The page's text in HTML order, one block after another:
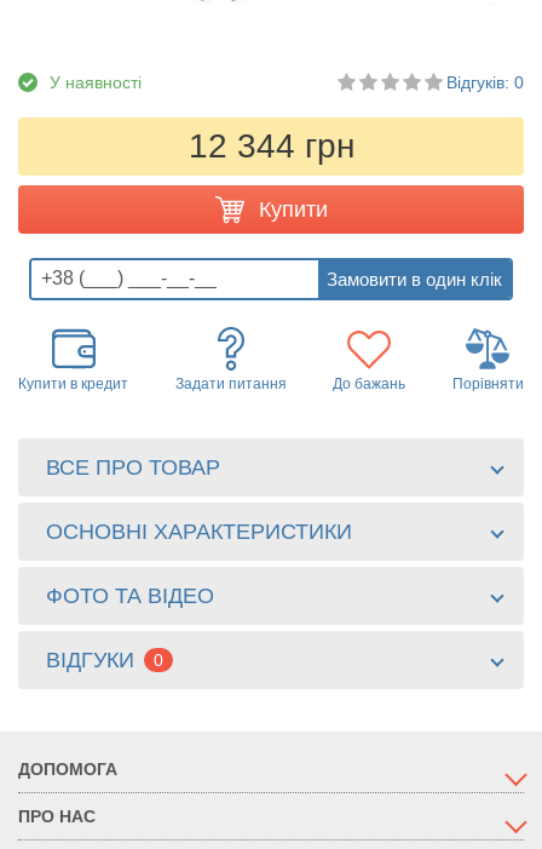
У наявності Відгуків: 0
12 344 грн
Купити
Купити в кредит Задати питання До бажань Порівняти
ВСЕ ПРО ТОВАР
ОСНОВНІ ХАРАКТЕРИСТИКИ
ФОТО ТА ВІДЕО
ВІДГУКИ 0
ДОПОМОГА
ПРО НАС